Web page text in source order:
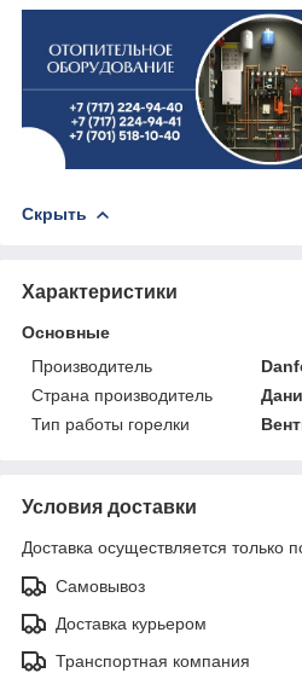
Скрыть
Характеристики
Основные
Производитель
Страна производитель
Тип работы горелки
Условия доставки
Доставка осуществляется только
Самовывоз
Доставка курьером
Транспортная компания